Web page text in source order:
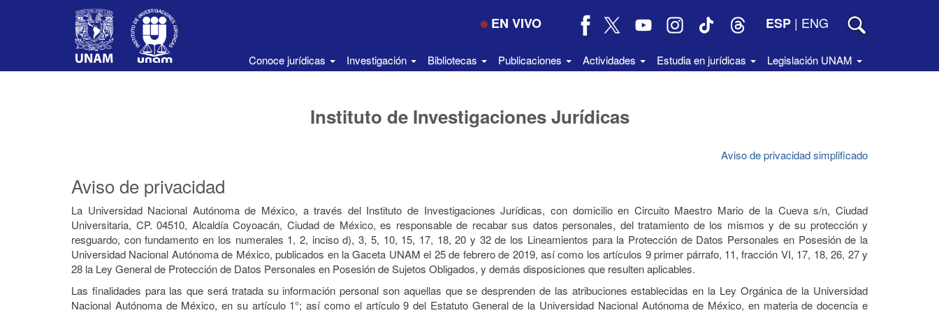
EN VIVO ESP | ENG
Conoce jurídicas Investigación Bibliotecas Publicaciones Actividades Estudia en jurídicas Legislación UNAM
Instituto de Investigaciones Jurídicas
Aviso de privacidad simplificado
Aviso de privacidad
La Universidad Nacional Autónoma de México, a través del Instituto de Investigaciones Jurídicas, con domicilio en Circuito Maestro Mario de la Cueva s/n, Ciudad
Universitaria, CP. 04510, Alcaldía Coyoacán, Ciudad de México, es responsable de recabar sus datos personales, del tratamiento de los mismos y de su protección y
resguardo, con fundamento en los numerales 1, 2, inciso d), 3, 5, 10, 15, 17, 18, 20 y 32 de los Lineamientos para la Protección de Datos Personales en Posesión de la
Universidad Nacional Autónoma de México, publicados en la Gaceta UNAM el 25 de febrero de 2019, así como los artículos 9 primer párrafo, 11, fracción VI, 17, 18, 26, 27 y
28 la Ley General de Protección de Datos Personales en Posesión de Sujetos Obligados, y demás disposiciones que resulten aplicables.
Las finalidades para las que será tratada su información personal son aquellas que se desprenden de las atribuciones establecidas en la Ley Orgánica de la Universidad
Nacional Autónoma de México, en su artículo 1°; así como el artículo 9 del Estatuto General de la Universidad Nacional Autónoma de México, en materia de docencia e